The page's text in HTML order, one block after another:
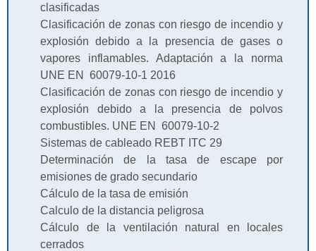
clasificadas
Clasificación de zonas con riesgo de incendio y
explosión debido a la presencia de gases o
vapores inflamables. Adaptación a la norma
UNE EN 60079-10-1 2016
Clasificación de zonas con riesgo de incendio y
explosión debido a la presencia de polvos
combustibles. UNE EN 60079-10-2
Sistemas de cableado REBT ITC 29
Determinación de la tasa de escape por
emisiones de grado secundario
Cálculo de la tasa de emisión
Calculo de la distancia peligrosa
Cálculo de la ventilación natural en locales
cerrados